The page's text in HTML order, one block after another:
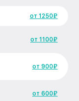
от 1250₽
от 1100₽
от 900₽
от 600₽